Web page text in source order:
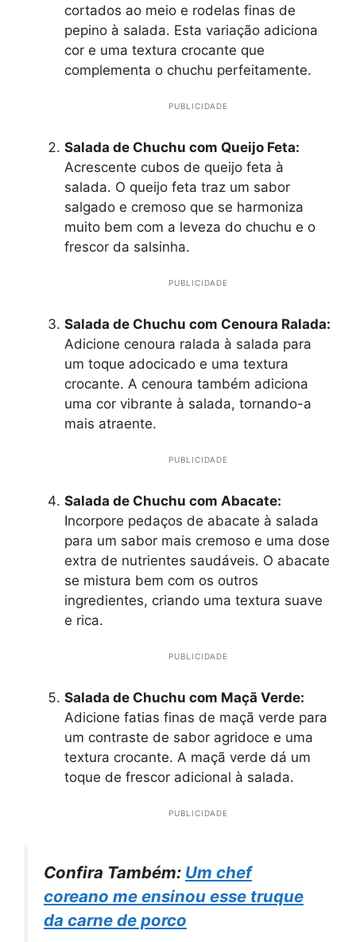
cortados ao meio e rodelas finas de
pepino à salada. Esta variação adiciona
cor e uma textura crocante que
complementa o chuchu perfeitamente.
PUBLICIDADE
Salada de Chuchu com Queijo Feta:
Acrescente cubos de queijo feta à
salada. O queijo feta traz um sabor
salgado e cremoso que se harmoniza
muito bem com a leveza do chuchu e o
frescor da salsinha.
PUBLICIDADE
Salada de Chuchu com Cenoura Ralada:
Adicione cenoura ralada à salada para
um toque adocicado e uma textura
crocante. A cenoura também adiciona
uma cor vibrante à salada, tornando-a
mais atraente.
PUBLICIDADE
Salada de Chuchu com Abacate:
Incorpore pedaços de abacate à salada
para um sabor mais cremoso e uma dose
extra de nutrientes saudáveis. O abacate
se mistura bem com os outros
ingredientes, criando uma textura suave
e rica.
PUBLICIDADE
Salada de Chuchu com Maçã Verde:
Adicione fatias finas de maçã verde para
um contraste de sabor agridoce e uma
textura crocante. A maçã verde dá um
toque de frescor adicional à salada.
PUBLICIDADE
Confira Também: Um chef
coreano me ensinou esse truque
da carne de porco